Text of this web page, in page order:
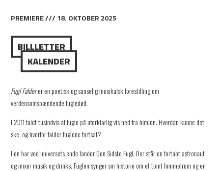
PREMIERE /// 18. OKTOBER 2025
BILLLETTER
KALENDER
Fugl Falderer en poetisk og sanselig musikalsk forestilling om
verdensomspændende fugledød.
I 2011 faldt tusindvis af fugle på uforklarlig vis ned fra himlen. Hvordan kunne det
ske, og hvorfor falder fuglene fortsat?
I en bar ved universets ende lander Den Sidste Fugl. Der står en fortabt astronaut
og mixer musik og drinks. Fuglen synger sin historie om et tomt himmelrum og en